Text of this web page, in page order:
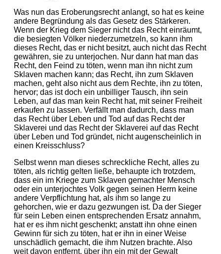
Was nun das Eroberungsrecht anlangt, so hat es keine
andere Begründung als das Gesetz des Stärkeren.
Wenn der Krieg dem Sieger nicht das Recht einräumt,
die besiegten Völker niederzumetzeln, so kann ihm
dieses Recht, das er nicht besitzt, auch nicht das Recht
gewähren, sie zu unterjochen. Nur dann hat man das
Recht, den Feind zu töten, wenn man ihn nicht zum
Sklaven machen kann; das Recht, ihn zum Sklaven
machen, geht also nicht aus dem Rechte, ihn zu töten,
hervor; das ist doch ein unbilliger Tausch, ihn sein
Leben, auf das man kein Recht hat, mit seiner Freiheit
erkaufen zu lassen. Verfällt man dadurch, dass man
das Recht über Leben und Tod auf das Recht der
Sklaverei und das Recht der Sklaverei auf das Recht
über Leben und Tod gründet, nicht augenscheinlich in
einen Kreisschluss?
Selbst wenn man dieses schreckliche Recht, alles zu
töten, als richtig gelten ließe, behaupte ich trotzdem,
dass ein im Kriege zum Sklaven gemachter Mensch
oder ein unterjochtes Volk gegen seinen Herrn keine
andere Verpflichtung hat, als ihm so lange zu
gehorchen, wie er dazu gezwungen ist. Da der Sieger
für sein Leben einen entsprechenden Ersatz annahm,
hat er es ihm nicht geschenkt; anstatt ihn ohne einen
Gewinn für sich zu töten, hat er ihn in einer Weise
unschädlich gemacht, die ihm Nutzen brachte. Also
weit davon entfernt, über ihn ein mit der Gewalt